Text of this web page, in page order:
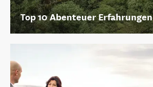
Top 10 Abenteuer Erfahrungen